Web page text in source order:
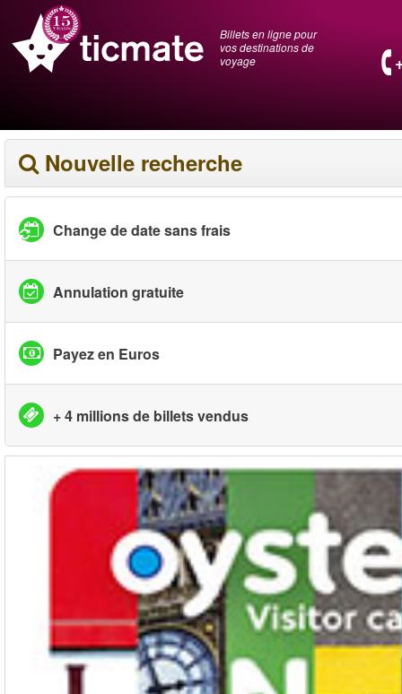
Billets en ligne pour
vos destinations de
voyage
Nouvelle recherche
Change de date sans frais
Annulation gratuite
Payez en Euros
+ 4 millions de billets vendus